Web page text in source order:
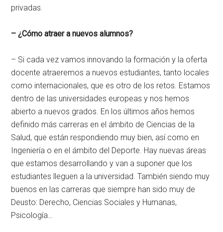
privadas.
– ¿Cómo atraer a nuevos alumnos?
– Si cada vez vamos innovando la formación y la oferta
docente atraeremos a nuevos estudiantes, tanto locales
como internacionales, que es otro de los retos. Estamos
dentro de las universidades europeas y nos hemos
abierto a nuevos grados. En los últimos años hemos
definido más carreras en el ámbito de Ciencias de la
Salud, que están respondiendo muy bien, así como en
Ingeniería o en el ámbito del Deporte. Hay nuevas áreas
que estamos desarrollando y van a suponer que los
estudiantes lleguen a la universidad. También siendo muy
buenos en las carreras que siempre han sido muy de
Deusto: Derecho, Ciencias Sociales y Humanas,
Psicología…